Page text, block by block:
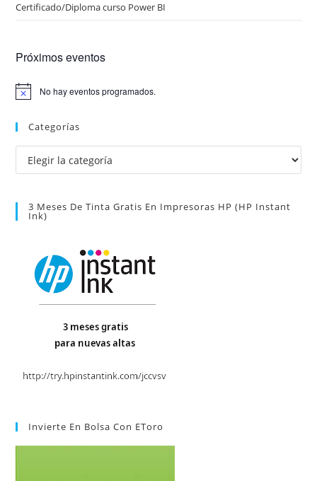
Certificado/Diploma curso Power BI
Próximos eventos
A
s
No hay eventos programados.
Categorías
Categorías
3 Meses De Tinta Gratis En Impresoras HP (HP Instant
Ink)
Invierte En Bolsa Con EToro